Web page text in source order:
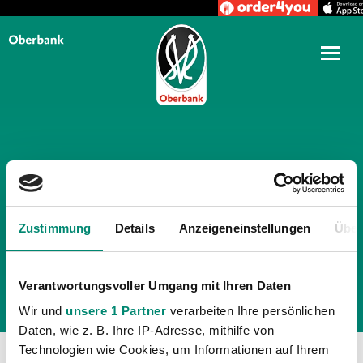
Zustimmung Details Anzeigeneinstellungen
Verantwortungsvoller Umgang mit Ihren Daten
Wir und unsere 1 Partner verarbeiten Ihre persönlichen
Daten, wie z. B. Ihre IP-Adresse, mithilfe von
Technologien wie Cookies, um Informationen auf Ihrem
TÄGLICHE ARCHIVE: 8.
DEZEMBER 2015